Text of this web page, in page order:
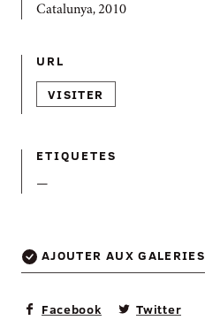
Catalunya, 2010
URL
VISITER
ETIQUETES
—
AJOUTER AUX GALERIES
Facebook Twitter